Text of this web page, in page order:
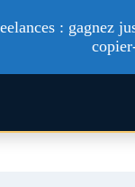
Technologie
: gagnez